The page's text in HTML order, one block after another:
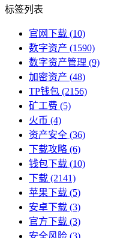
标签列表
官网下载 (10)
数字资产 (1590)
数字资产管理 (9)
加密资产 (48)
TP钱包 (2156)
矿工费 (5)
火币 (4)
资产安全 (36)
下载攻略 (6)
钱包下载 (10)
下载 (2141)
苹果下载 (5)
安卓下载 (3)
官方下载 (3)
安全风险 (3)